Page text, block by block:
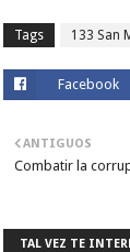
Tags 133 San
Facebook
ANTIGUOS
Combatir la
TAL VEZ TE